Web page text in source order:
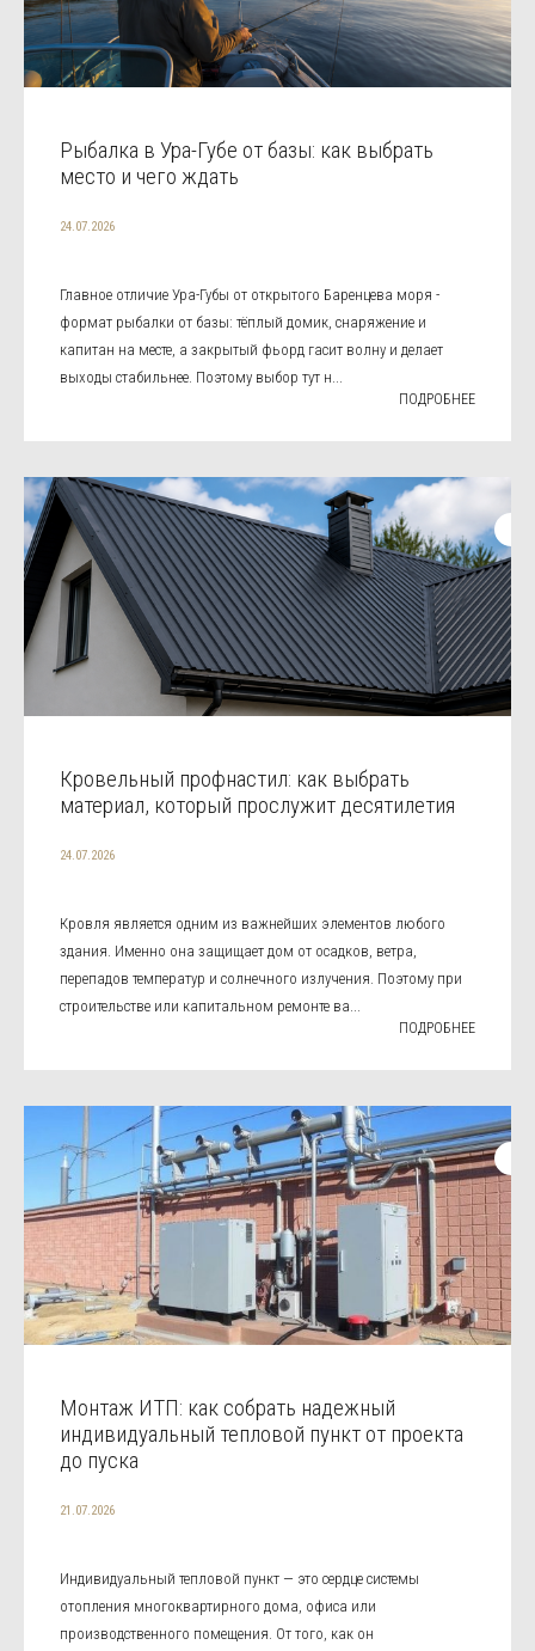
Рыбалка в Ура-Губе от базы: как выбрать
место и чего ждать
24.07.2026
Главное отличие Ура-Губы от открытого Баренцева моря -
формат рыбалки от базы: тёплый домик, снаряжение и
капитан на месте, а закрытый фьорд гасит волну и делает
выходы стабильнее. Поэтому выбор тут н...
ПОДРОБНЕЕ
Кровельный профнастил: как выбрать
материал, который прослужит десятилетия
24.07.2026
Кровля является одним из важнейших элементов любого
здания. Именно она защищает дом от осадков, ветра,
перепадов температур и солнечного излучения. Поэтому при
строительстве или капитальном ремонте ва...
ПОДРОБНЕЕ
Монтаж ИТП: как собрать надежный
индивидуальный тепловой пункт от проекта
до пуска
21.07.2026
Индивидуальный тепловой пункт — это сердце системы
отопления многоквартирного дома, офиса или
производственного помещения. От того, как он